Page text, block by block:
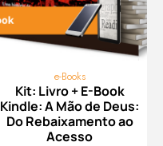
e-Books
Kit: Livro + E-Book
Kindle: A Mão de Deus:
Do Rebaixamento ao
Acesso